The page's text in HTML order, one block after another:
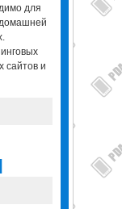
для
сайтов и